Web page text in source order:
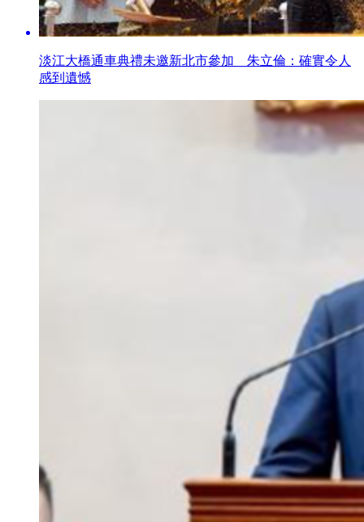
淡江大橋通車典禮未邀新北市參加 朱立倫：確實令人
感到遺憾